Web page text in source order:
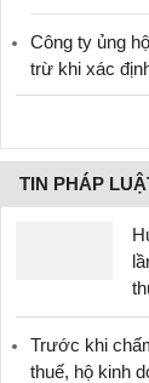
Công ty ủng
trừ khi xác
TIN PHÁP
Trước khi
thuế, hộ kinh